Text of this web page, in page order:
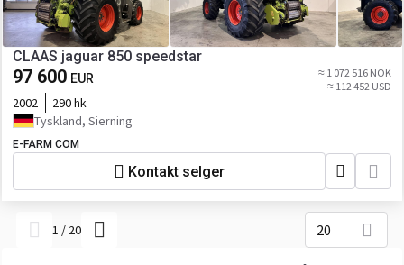
CLAAS jaguar 850 speedstar
97 600 EUR
≈ 1 072 516 NOK
≈ 112 452 USD
2002
290 hk
Tyskland, Sierning
E-FARM COM
Kontakt selger
1 / 20 20